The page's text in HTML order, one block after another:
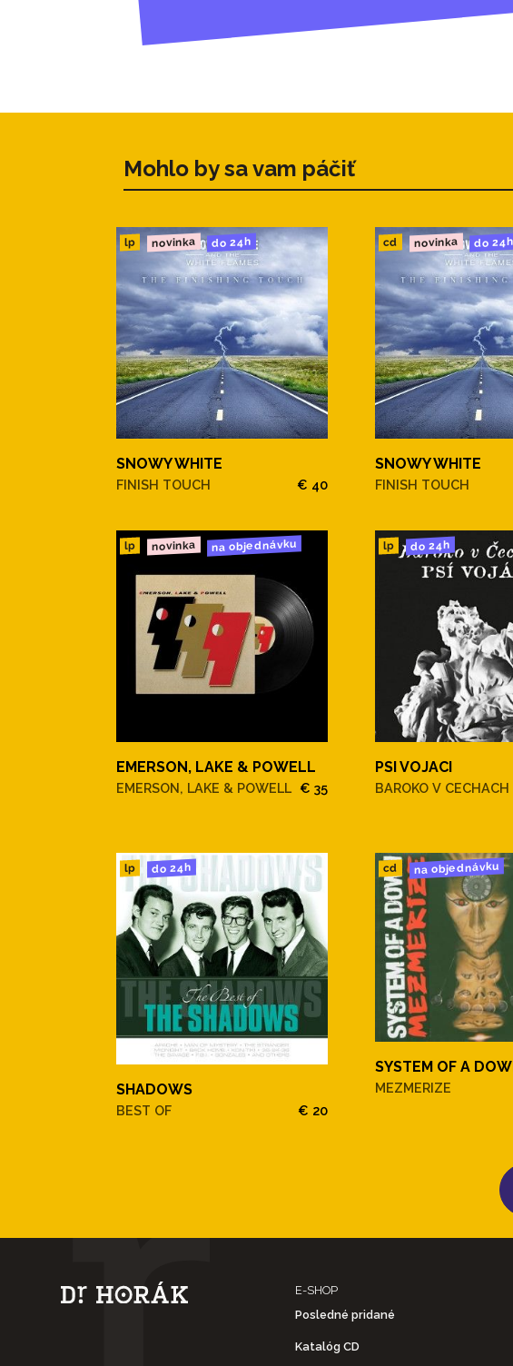
Mohlo by sa vam páčiť
lp novinka do 24h
SNOWY WHITE
FINISH TOUCH € 40
cd novinka do 24h
SNOWY WHITE
FINISH TOUCH
lp novinka na objednávku
EMERSON, LAKE & POWELL
EMERSON, LAKE & POWELL € 35
lp do 24h
PSI VOJACI
BAROKO V CECHACH
lp do 24h
SHADOWS
BEST OF € 20
cd na objednávku
SYSTEM OF A
MEZMERIZE
E-SHOP
Posledné pridané
Katalóg CD